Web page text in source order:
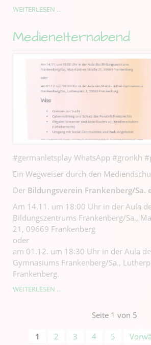
WEITERLESEN …
Medienelternabend
#germanletsplay WhatsApp #gronkh
Ein Wegweiser durch den
Der Bildungsverein Frankenberg/Sa.
Am 14.11. um 18:00 Uhr in der Aula
Bildungszentrums Frankenberg/Sa.,
21, 09669 Frankenberg
oder
am 01.12. um 18:30 Uhr in der Aula
Gymnasiums Frankenberg/Sa.,
Frankenberg.
WEITERLESEN …
Seite 1 von 5
1 2 3 4 5